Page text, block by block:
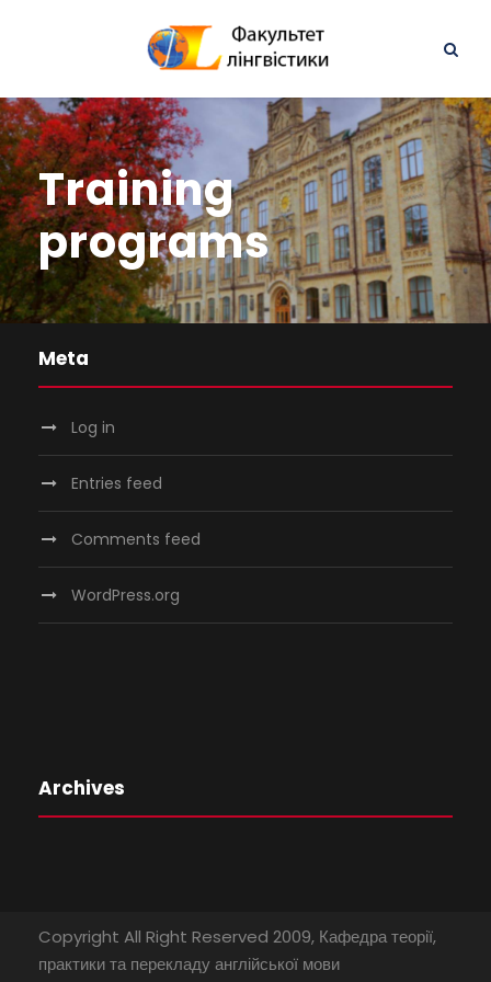
Training
programs
Meta
Log in
Entries feed
Comments feed
WordPress.org
Archives
Copyright All Right Reserved 2009, Кафедра теорії,
практики та перекладу англійської мови